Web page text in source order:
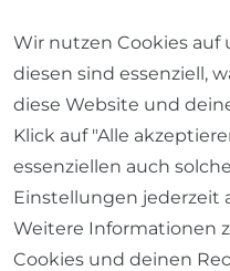
Wir nutzen Cookies auf
diesen sind essenziell,
diese Website und
Klick auf "Alle
essenziellen auch
Einstellungen jederzeit
Weitere Informationen
Cookies und deinen